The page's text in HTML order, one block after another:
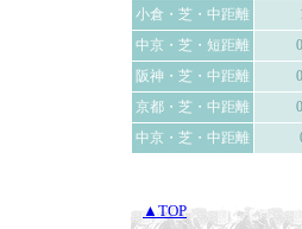
小倉・芝・中距離
中京・芝・短距離
阪神・芝・中距離
京都・芝・中距離
中京・芝・中距離
▲TOP